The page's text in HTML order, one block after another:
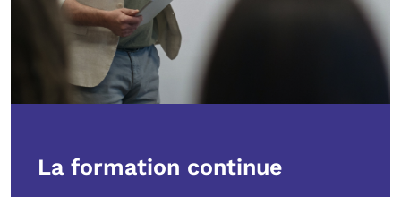
La formation continue